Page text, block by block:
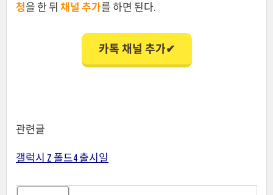
청을 한 뒤 채널 추가를 하면 된다.
카톡 채널 추가✔
관련글
갤럭시 Z 폴드4 출시일